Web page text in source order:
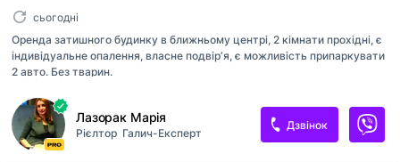
сьогодні
Оренда затишного будинку в ближньому центрі, 2 кімнати прохідні, є
індивідуальне опалення, власне подвірʼя, є можливість припаркувати
2 авто. Без тварин.
Лазорак Марія
Рієлтор Галич-Експерт
Дзвінок